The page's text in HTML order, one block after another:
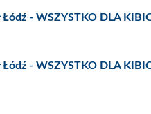
- WSZYSTKO DLA
- WSZYSTKO DLA